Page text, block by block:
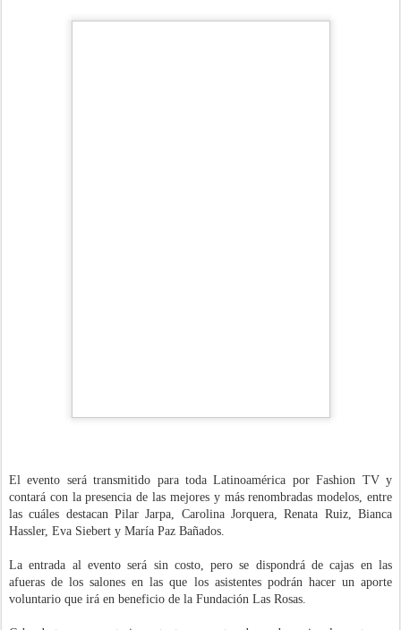
El evento será transmitido para toda Latinoamérica por Fashion TV y
contará con la presencia de las mejores y más renombradas modelos, entre
las cuáles destacan Pilar Jarpa, Carolina Jorquera, Renata Ruiz, Bianca
Hassler, Eva Siebert y María Paz Bañados.
La entrada al evento será sin costo, pero se dispondrá de cajas en las
afueras de los salones en las que los asistentes podrán hacer un aporte
voluntario que irá en beneficio de la Fundación Las Rosas.